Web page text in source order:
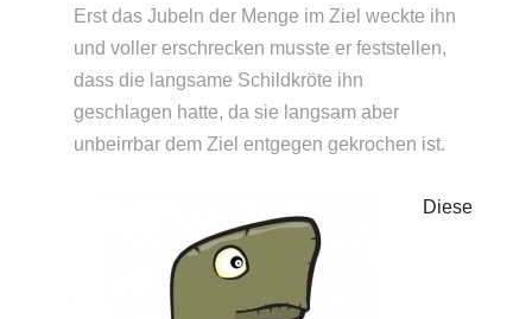
Erst das Jubeln der Menge im Ziel weckte ihn
und voller erschrecken musste er feststellen,
dass die langsame Schildkröte ihn
geschlagen hatte, da sie langsam aber
unbeirrbar dem Ziel entgegen gekrochen ist.
Diese